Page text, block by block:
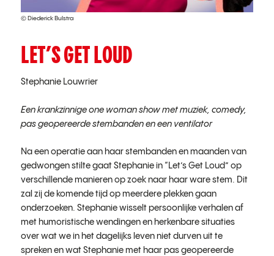
© Diederick Bulstra
LET’S GET LOUD
Stephanie Louwrier
Een krankzinnige one woman show met muziek, comedy,
pas geopereerde stembanden en een ventilator
Na een operatie aan haar stembanden en maanden van
gedwongen stilte gaat Stephanie in “Let’s Get Loud” op
verschillende manieren op zoek naar haar ware stem. Dit
zal zij de komende tijd op meerdere plekken gaan
onderzoeken. Stephanie wisselt persoonlijke verhalen af
met humoristische wendingen en herkenbare situaties
over wat we in het dagelijks leven niet durven uit te
spreken en wat Stephanie met haar pas geopereerde